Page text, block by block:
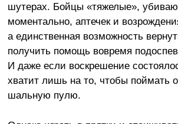
шутерах. Бойцы «тяжелые»,
моментально, аптечек и
а единственная возможность
получить помощь вовремя
И даже если воскрешение
хватит лишь на то, чтобы поймать
шальную пулю.